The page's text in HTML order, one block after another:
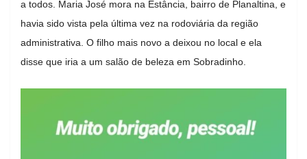
a todos. Maria José mora na Estância, bairro de Planaltina, e
havia sido vista pela última vez na rodoviária da região
administrativa. O filho mais novo a deixou no local e ela
disse que iria a um salão de beleza em Sobradinho.